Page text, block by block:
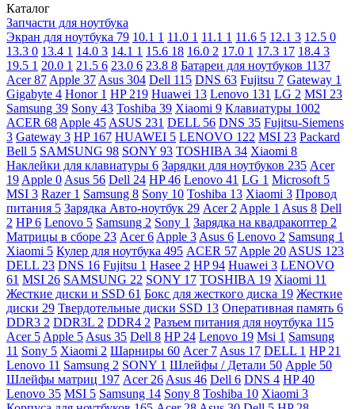
Каталог
Запчасти для ноутбука
Экран для ноутбука 79 10.1 1 11.0 1 11.1 1 11.6 5 12.1 3 12.5 0
13.3 0 13.4 1 14.0 3 14.1 1 15.6 18 16.0 2 17.0 1 17.3 17 18.4 3
19.5 1 20.0 1 21.5 6 23.0 6 23.8 8 Батареи для ноутбуков 1137
Acer87 Apple 37 Asus 304 Dell 115 DNS 63 Fujitsu 7 Gateway 1
Gigabyte 4 Honor 1 HP 219 Huawei 13 Lenovo 131 LG 2 MSI 23
Samsung 39 Sony 43 Toshiba 39 Xiaomi 9 Клавиатуры 1002
ACER 68 Apple 45 ASUS 231 DELL 56 DNS 35 Fujitsu-Siemens
3 Gateway 3 HP 167 HUAWEI 5 LENOVO 122 MSI 23 Packard
Bell 5 SAMSUNG 98 SONY 93 TOSHIBA 34 Xiaomi 8
Наклейки для клавиатуры 6 Зарядки для ноутбуков 235 Acer
19 Apple 0 Asus 56 Dell 24 HP46 Lenovo 41 LG 1 Microsoft 5
MSI 3 Razer 1 Samsung 8 Sony 10 Toshiba 13 Xiaomi 3 Провод
питания 5 Зарядка Авто-ноутбук 29 Acer 2 Apple 1 Asus 8 Dell
2 HP6 Lenovo 5 Samsung 2 Sony 1 Зарядка на квадракоптер 2
Матрицы в сборе 23 Acer6 Apple 3 Asus 6 Lenovo 2 Samsung 1
Xiaomi 5 Кулер для ноутбука 495 ACER 57 Apple 20 ASUS 123
DELL 23 DNS 16 Fujitsu 1 Hasee 2 HP94 Huawei 3 LENOVO
61 MSI 26 SAMSUNG 22 SONY 17 TOSHIBA 19 Xiaomi 11
Жесткие диски и SSD 61 Бокс для жесткого диска 19 Жесткие
диски 29 Твердотельные диски SSD 13 Оперативная память 6
DDR3 2 DDR3L 2 DDR4 2 Разъем питания для ноутбука 115
Acer 5 Apple 5 Asus 35 Dell 8 HP 24 Lenovo 19 Msi 1 Samsung
11 Sony 5 Xiaomi 2 Шарниры 60 Acer 7 Asus 17 DELL 1 HP 21
Lenovo 11 Samsung 2 SONY 1 Шлейфы / Детали 50 Apple 50
Шлейфы матриц 197 Acer 26 Asus 46 Dell 6 DNS 4 HP40
Lenovo 35 MSI 5 Samsung 14 Sony 8 Toshiba 10 Xiaomi 3